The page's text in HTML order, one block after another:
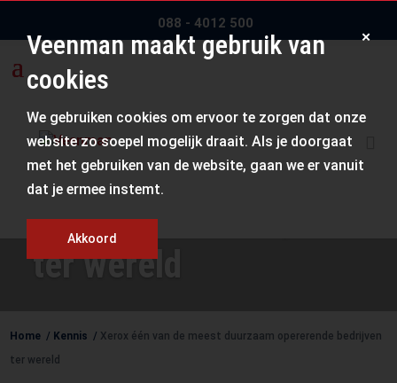
088 - 4012 500
Xerox één van de
meest duurzaam
opererende bedrijven
ter wereld
Home / Kennis / Xerox één van de meest duurzaam opererende bedrijven
ter wereld
Veenman maakt gebruik van
cookies
We gebruiken cookies om ervoor te zorgen dat onze
website zo soepel mogelijk draait. Als je doorgaat
met het gebruiken van de website, gaan we er vanuit
dat je ermee instemt.
Akkoord
×